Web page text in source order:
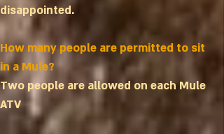
disappointed.
How many people are permitted to sit
in a Mule?
Two people are allowed on each Mule
ATV